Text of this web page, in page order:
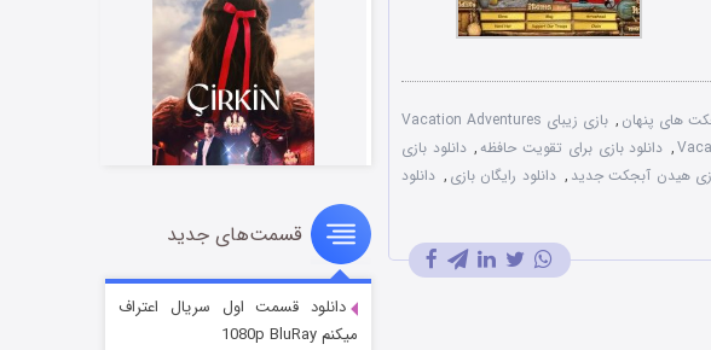
های پنهان ,
بازی زیبای Vacation Adventures
, دانلود بازی برای تقويت حافظه, دانلود بازی
هيدن آبجکت جديد , دانلود رایگان بازی , دانلود
سریال زشت
قسمت۲ (زیرنویس) منتشر شد
قسمت‌های جدید
دانلود قسمت اول سریال اعتراف
میکنم 1080p BluRay